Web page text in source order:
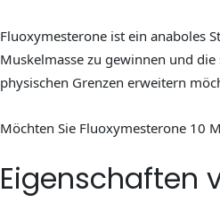
Fluoxymesterone ist ein anaboles
Muskelmasse zu gewinnen und
physischen Grenzen erweitern
Möchten Sie Fluoxymesterone 10
Eigenschaften